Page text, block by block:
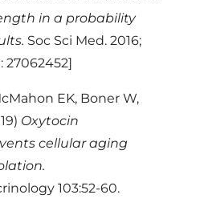
in a probability
Soc Sci Med. 2016;
27062452]
EK, Boner W,
Oxytocin
cellular aging
103:52-60.